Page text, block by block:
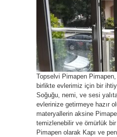
Topselvi Pimapen
birlikte evlerimiz için bir
Soğuğu, nemi, ve sesi
evlerinize getirmeye hazır
materyallerin aksine
temizlenebilir ve ömürlük
Pimapen olarak Kapı ve